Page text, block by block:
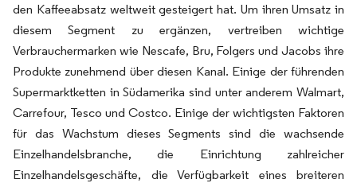
den Kaffeeabsatz weltweit gesteigert hat. Um ihren Umsatz in
diesem Segment zu ergänzen, vertreiben wichtige
Verbrauchermarken wie Nescafe, Bru, Folgers und Jacobs ihre
Produkte zunehmend über diesen Kanal. Einige der führenden
Supermarktketten in Südamerika sind unter anderem Walmart,
Carrefour, Tesco und Costco. Einige der wichtigsten Faktoren
für das Wachstum dieses Segments sind die wachsende
Einzelhandelsbranche, die Einrichtung zahlreicher
Einzelhandelsgeschäfte, die Verfügbarkeit eines breiteren